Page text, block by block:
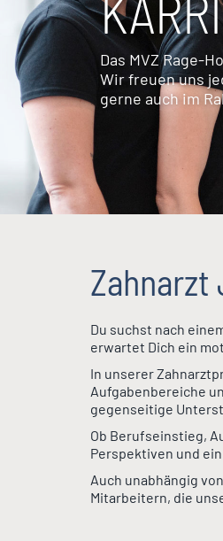
Das MVZ Rage-
Wir freuen uns
gerne auch im
Zahnarzt
Du suchst nach
erwartet Dich ein
In unserer
Aufgabenbereiche
gegenseitige
Ob Berufseinstieg,
Perspektiven und
Auch unabhängig
Mitarbeitern, die